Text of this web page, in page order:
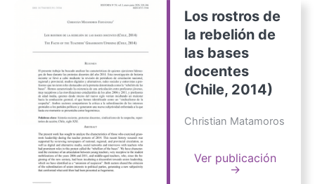
Los rostros de
la rebelión de
las bases
docentes
(Chile, 2014)
Christian Matamoros
Ver publicación
→